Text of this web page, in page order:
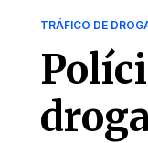
TRÁFICO DE